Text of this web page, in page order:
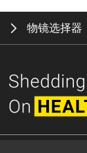
物镜选择器